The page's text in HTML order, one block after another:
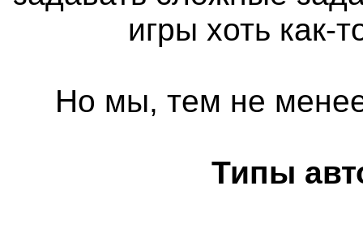
игры хоть как-
Но мы, тем не
Типы